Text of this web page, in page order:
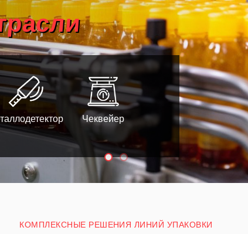
Чеквейер
КОМПЛЕКСНЫЕ РЕШЕНИЯ ЛИНИЙ УПАКОВКИ